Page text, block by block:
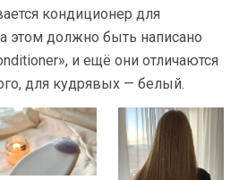
кондиционер для
этом должно быть написано
и ещё они отличаются
для кудрявых — белый.